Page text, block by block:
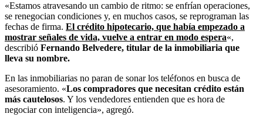
«Estamos atravesando un cambio de ritmo: se enfrían operaciones,
se renegocian condiciones y, en muchos casos, se reprograman las
fechas de firma. El crédito hipotecario, que había empezado a
mostrar señales de vida, vuelve a entrar en modo espera«,
describió Fernando Belvedere, titular de la inmobiliaria que
lleva su nombre.
En las inmobiliarias no paran de sonar los teléfonos en busca de
asesoramiento. «Los compradores que necesitan crédito están
más cautelosos. Y los vendedores entienden que es hora de
negociar con inteligencia», agregó.